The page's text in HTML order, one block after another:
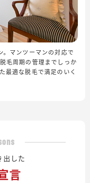
マンツーマンの対応で
毛周期の管理までしっか
最適な脱毛で満足のいく
出した
言